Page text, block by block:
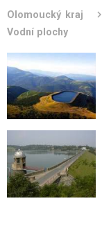
Olomoucký kraj
Vodní plochy